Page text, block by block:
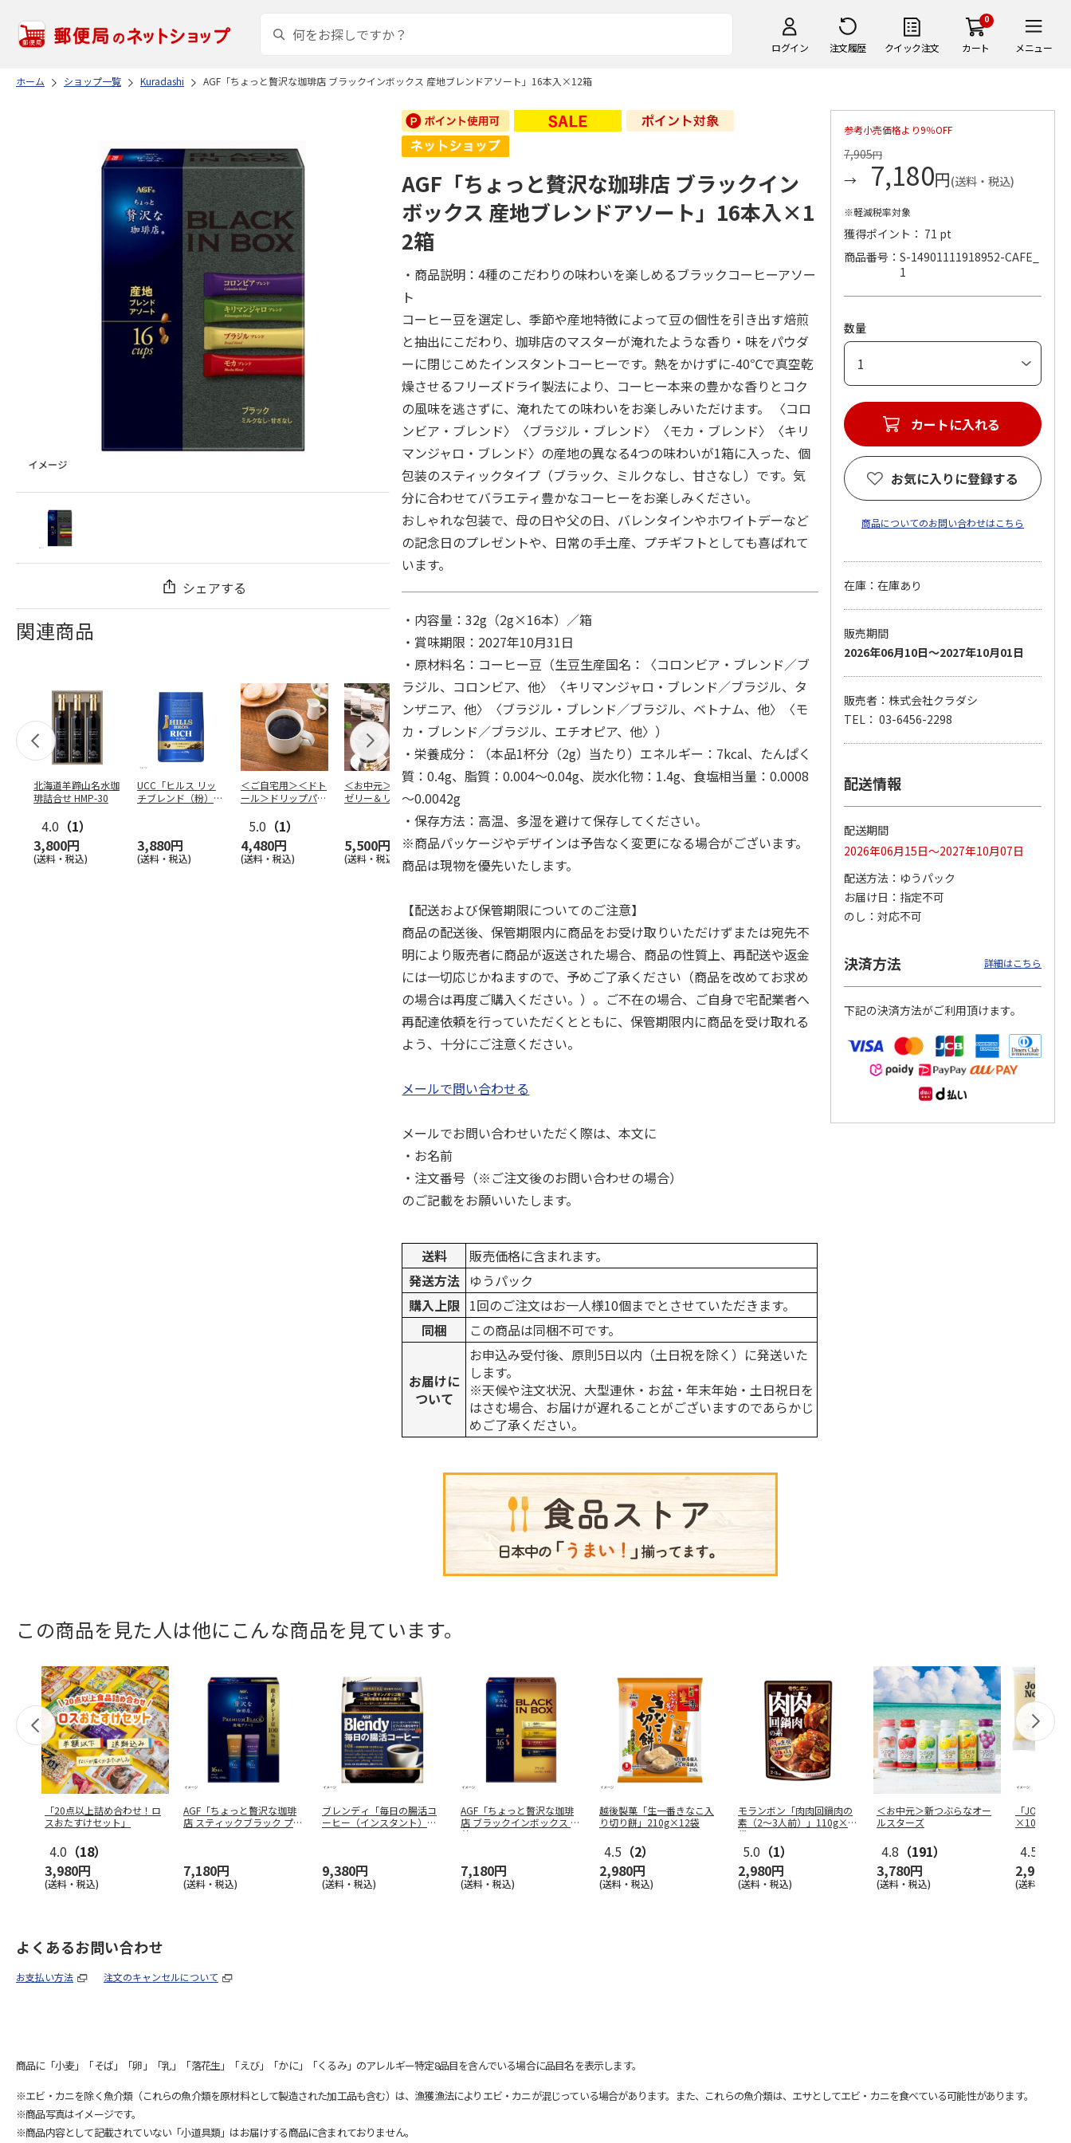
ログイン 注文履歴 クイック注文
0
カート メニュー
ホーム ショップ一覧 Kuradashi AGF「ちょっと贅沢な珈琲店 ブラックインボックス 産地ブレンドアソート」16本入×12箱
シェアする
関連商品
北海道羊蹄山名水珈
琲詰合せ HMP-30
4.0 （1）
3,800円
(送料・税込)
UCC「ヒルス リッ
チブレンド（粉）」
3,880円
(送料・税込)
＜ご自宅用＞＜ドト
ール＞ドリップパッ
１０…
5.0 （1）
4,480円
(送料・税込)
＜お中元＞コーヒー
ゼリー＆リキッドコ
5,500円
(送料・税込)
＜お中元＞無糖アイ
スコーヒー４本
3,780円
(送料・税込)
＜お中元＞無糖アイ
6,980円
(送料・税込)
mikiya coffee
2,350円
＜お中元＞アイスコ
4,320円
スターバックス オ
ヒーギフトＡ【弔事
用】
4.0（1）
1,580円
(送料・税込)
赤…
2,210円
(送料・税込)
AGF「ちょっと贅沢な珈琲店 ブラックイン
ボックス 産地ブレンドアソート」16本入×1
2箱
・商品説明：4種のこだわりの味わいを楽しめるブラックコーヒーアソー
ト
コーヒー豆を選定し、季節や産地特徴によって豆の個性を引き出す焙煎
と抽出にこだわり、珈琲店のマスターが淹れたような香り・味をパウダ
ーに閉じこめたインスタントコーヒーです。熱をかけずに-40℃で真空乾
燥させるフリーズドライ製法により、コーヒー本来の豊かな香りとコク
の風味を逃さずに、淹れたての味わいをお楽しみいただけます。 〈コロ
ンビア・ブレンド〉〈ブラジル・ブレンド〉〈モカ・ブレンド〉〈キリ
マンジャロ・ブレンド〉の産地の異なる4つの味わいが1箱に入った、個
包装のスティックタイプ（ブラック、ミルクなし、甘さなし）です。気
分に合わせてバラエティ豊かなコーヒーをお楽しみください。
おしゃれな包装で、母の日や父の日、バレンタインやホワイトデーなど
の記念日のプレゼントや、日常の手土産、プチギフトとしても喜ばれて
います。
・内容量：32g（2g×16本）／箱
・賞味期限：2027年10月31日
・原材料名：コーヒー豆（生豆生産国名：〈コロンビア・ブレンド／ブ
ラジル、コロンビア、他〉〈キリマンジャロ・ブレンド／ブラジル、タ
ンザニア、他〉〈ブラジル・ブレンド／ブラジル、ベトナム、他〉〈モ
カ・ブレンド／ブラジル、エチオピア、他〉）
・栄養成分：（本品1杯分（2g）当たり）エネルギー：7kcal、たんぱく
質：0.4g、脂質：0.004～0.04g、炭水化物：1.4g、食塩相当量：0.0008
～0.0042g
・保存方法：高温、多湿を避けて保存してください。
※商品パッケージやデザインは予告なく変更になる場合がございます。
商品は現物を優先いたします。
【配送および保管期限についてのご注意】
商品の配送後、保管期限内に商品をお受け取りいただけずまたは宛先不
明により販売者に商品が返送された場合、商品の性質上、再配送や返金
には一切応じかねますので、予めご了承ください（商品を改めてお求め
の場合は再度ご購入ください。）。ご不在の場合、ご自身で宅配業者へ
再配達依頼を行っていただくとともに、保管期限内に商品を受け取れる
よう、十分にご注意ください。
メールで問い合わせる
メールでお問い合わせいただく際は、本文に
・お名前
・注文番号（※ご注文後のお問い合わせの場合）
のご記載をお願いいたします。
送料
販売価格に含まれます。
発送方法 ゆうパック
購入上限 1回のご注文はお一人様10個までとさせていただきます。
同梱
この商品は同梱不可です。
お届けに
ついて
お申込み受付後、原則5日以内（土日祝を除く）に発送いた
します。
※天候や注文状況、大型連休・お盆・年末年始・土日祝日を
はさむ場合、お届けが遅れることがございますのであらかじ
めご了承ください。
参考小売価格より9％OFF
7,905円
7,180円(送料・税込)
※軽減税率対象
獲得ポイント： 71 pt
商品番号
S-14901111918952-CAFE_
1
数量
お気に入りに登録する
商品についてのお問い合わせはこちら
在庫：在庫あり
販売期間
2026年06月10日～2027年10月01日
販売者：株式会社クラダシ
TEL： 03-6456-2298
配送情報
配送期間
2026年06月15日～2027年10月07日
配送方法
ゆうパック
お届け日
指定不可
のし
対応不可
決済方法 詳細はこちら
下記の決済方法がご利用頂けます。
この商品を見た人は他にこんな商品を見ています。
「20点以上詰め合わせ！ロ
スおたすけセット」
4.0 （18）
3,980円
(送料・税込)
AGF「ちょっと贅沢な珈琲
店 スティックブラック プレ
7,180円
(送料・税込)
ブレンディ「毎日の腸活コ
ーヒー（インスタント）」6
9,380円
(送料・税込)
AGF「ちょっと贅沢な珈琲
店 ブラックインボックス 焙
煎ア
7,180円
(送料・税込)
越後製菓「生一番きなこ入
り切り餅」210g×12袋
4.5 （2）
2,980円
(送料・税込)
モランボン「肉肉回鍋肉の
素（2～3人前）」110g×40
袋
5.0 （1）
2,980円
(送料・税込)
＜お中元＞新つぶらなオー
ルスターズ
4.8 （191）
3,780円
(送料・税込)
「JOMON
×10袋
4.5
2,980円
(送料・税込)
よくあるお問い合わせ
お支払い方法 注文のキャンセルについて
商品に「小麦」「そば」「卵」「乳」「落花生」「えび」「かに」「くるみ」のアレルギー特定8品目を含んでいる場合に品目名を表示します。
※エビ・カニを除く魚介類（これらの魚介類を原材料として製造された加工品も含む）は、漁獲漁法によりエビ・カニが混じっている場合があります。また、これらの魚介類は、エサとしてエビ・カニを食べている可能性があります。
※商品写真はイメージです。
※商品内容として記載されていない「小道具類」はお届けする商品に含まれておりません。